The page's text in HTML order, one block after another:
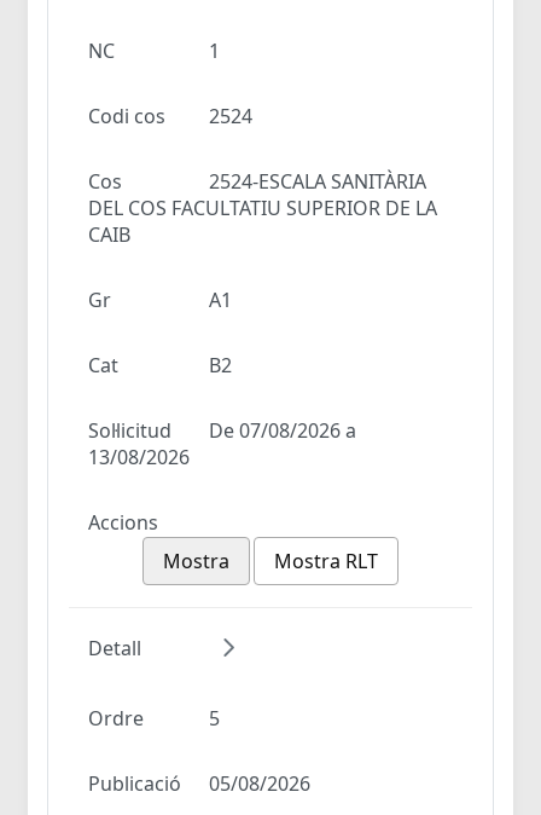
NC 1
Codi cos 2524
Cos
2524-ESCALA SANITÀRIA
DEL COS FACULTATIU SUPERIOR DE LA
CAIB
Gr A1
Cat B2
Sol·licitud
De 07/08/2026 a
13/08/2026
Accions
Mostra
Mostra RLT
Detall
Ordre 5
Publicació 05/08/2026